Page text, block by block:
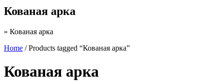
Кованая арка
» Кованая арка
Home / Products tagged “Кованая арка”
Кованая арка